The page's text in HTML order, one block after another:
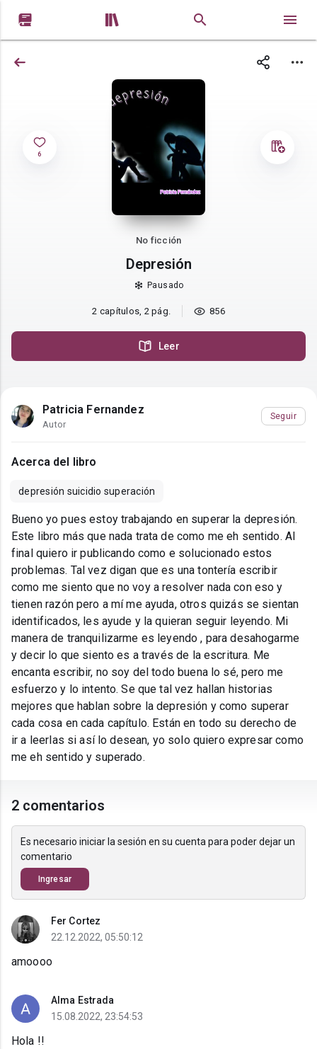
 
6
No ficción
Depresión
Pausado
2 capítulos, 2 pág. 856
Leer
Patricia Fernandez
Autor
Seguir
Acerca del libro
depresión suicidio superación
Bueno yo pues estoy trabajando en superar la depresión.
Este libro más que nada trata de como me eh sentido. Al
final quiero ir publicando como e solucionado estos
problemas. Tal vez digan que es una tontería escribir
como me siento que no voy a resolver nada con eso y
tienen razón pero a mí me ayuda, otros quizás se sientan
identificados, les ayude y la quieran seguir leyendo. Mi
manera de tranquilizarme es leyendo , para desahogarme
y decir lo que siento es a través de la escritura. Me
encanta escribir, no soy del todo buena lo sé, pero me
esfuerzo y lo intento. Se que tal vez hallan historias
mejores que hablan sobre la depresión y como superar
cada cosa en cada capítulo. Están en todo su derecho de
ir a leerlas si así lo desean, yo solo quiero expresar como
me eh sentido y superado.
2 comentarios
Es necesario iniciar la sesión en su cuenta para poder dejar un
comentario
Ingresar
Fer Cortez
22.12.2022, 05:50:12
amoooo
Alma Estrada
15.08.2022, 23:54:53
Hola !!